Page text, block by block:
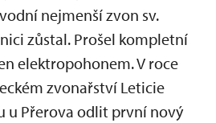
nejmenší zvon sv.
zůstal. Prošel kompletní
elektropohonem. V roce
zvonařství Leticie
u Přerova odlit první nový